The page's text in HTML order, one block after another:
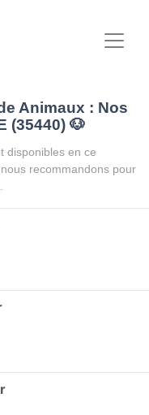
Animaux : Nos
(35440) 🐶
disponibles en ce
recommandons pour